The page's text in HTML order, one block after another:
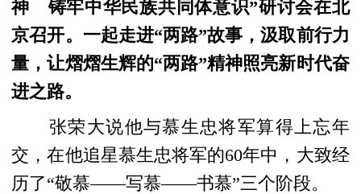
神 铸牢中华民族共同体意识”研讨会在北
京召开。一起走进“两路”故事，汲取前行力
量，让熠熠生辉的“两路”精神照亮新时代奋
进之路。
张荣大说他与慕生忠将军算得上忘年
交，在他追星慕生忠将军的60年中，大致经
历了“敬慕——写慕——书慕”三个阶段。